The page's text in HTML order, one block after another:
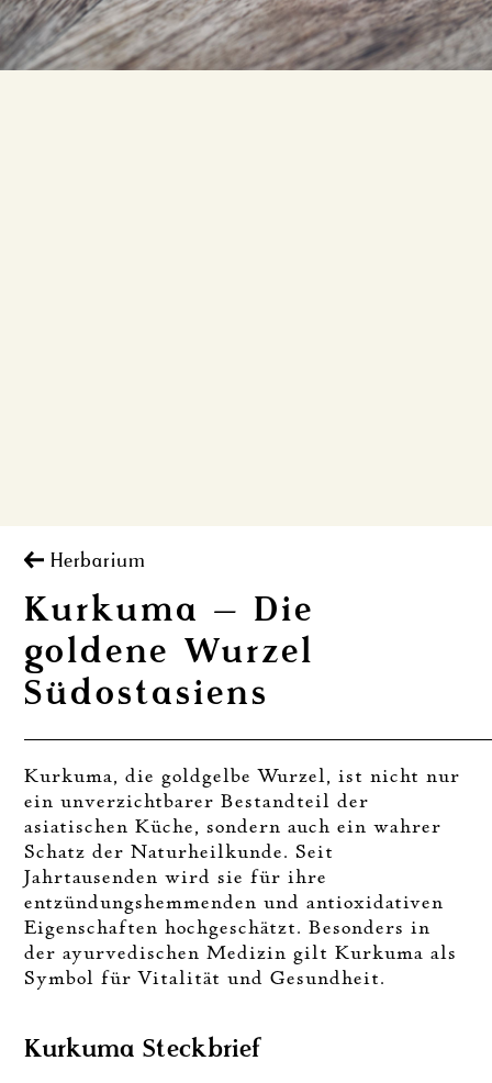
Herbarium
Kurkuma – Die
goldene Wurzel
Südostasiens
Kurkuma, die goldgelbe Wurzel, ist nicht nur
ein unverzichtbarer Bestandteil der
asiatischen Küche, sondern auch ein wahrer
Schatz der Naturheilkunde. Seit
Jahrtausenden wird sie für ihre
entzündungshemmenden und antioxidativen
Eigenschaften hochgeschätzt. Besonders in
der ayurvedischen Medizin gilt Kurkuma als
Symbol für Vitalität und Gesundheit.
Kurkuma Steckbrief